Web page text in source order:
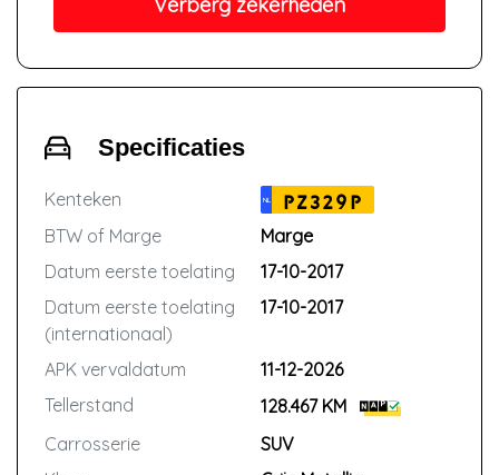
Specificaties
Kenteken NL
PZ329P
BTW of Marge
Marge
Datum eerste toelating
17-10-2017
Datum eerste toelating
(internationaal)
17-10-2017
APK vervaldatum
11-12-2026
Tellerstand
128.467 KM
Carrosserie
SUV